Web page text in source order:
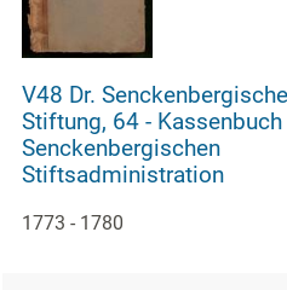
V48 Dr. Senckenbergische
Stiftung, 64 - Kassenbuch der
Senckenbergischen
Stiftsadministration
1773 - 1780